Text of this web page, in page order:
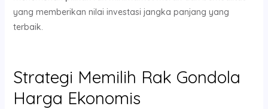
yang memberikan nilai investasi jangka panjang yang
terbaik.
Strategi Memilih Rak Gondola
Harga Ekonomis